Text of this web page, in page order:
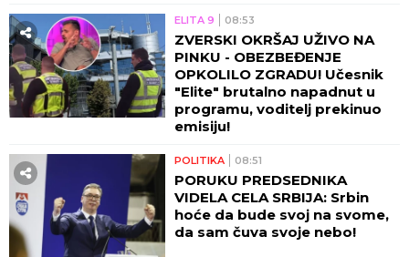
ELITA 9 08:53
ZVERSKI OKRŠAJ UŽIVO NA
PINKU - OBEZBEĐENJE
OPKOLILO ZGRADU! Učesnik
"Elite" brutalno napadnut u
programu, voditelj prekinuo
emisiju!
POLITIKA 08:51
PORUKU PREDSEDNIKA
VIDELA CELA SRBIJA: Srbin
hoće da bude svoj na svome,
da sam čuva svoje nebo!